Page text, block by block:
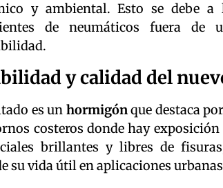
y ambiental. Esto se debe
de neumáticos fuera
y calidad del
es un hormigónque destaca
costeros donde hay
brillantes y libres de
su vida útil en aplicaciones